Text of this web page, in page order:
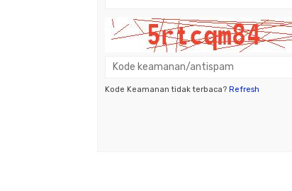
Kode Keamanan tidak terbaca? Refresh